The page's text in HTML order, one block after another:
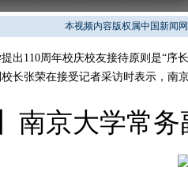
本视频内容版权属中国新闻
110周年校庆校友接待原则是“序
长张荣在接受记者采访时表示，南
京大学常务